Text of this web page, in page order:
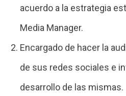
acuerdo a la estrategia
Media Manager.
Encargado de hacer la
de sus redes sociales e
desarrollo de las mismas.